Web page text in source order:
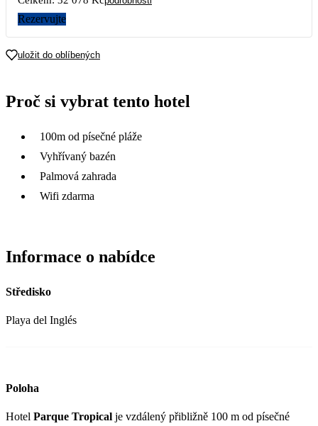
21 22 23 24 25 26 27
Rezervujte
uložit do oblíbených
Proč si vybrat tento hotel
100m od písečné pláže
Vyhřívaný bazén
Palmová zahrada
Wifi zdarma
Informace o nabídce
Středisko
Playa del Inglés
Poloha
Hotel Parque Tropical je vzdálený přibližně 100 m od písečné